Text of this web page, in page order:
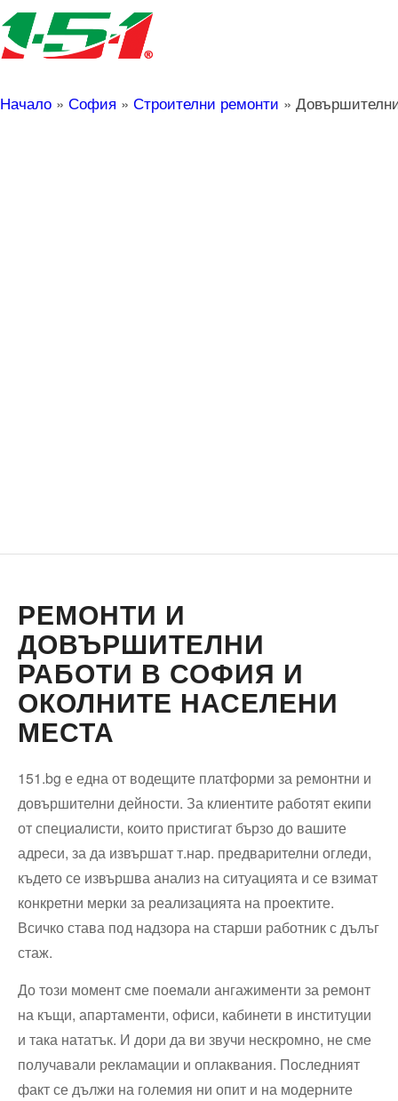
Начало » София » Строителни ремонти »
РЕМОНТИ И
ДОВЪРШИТЕЛНИ
РАБОТИ В СОФИЯ И
ОКОЛНИТЕ НАСЕЛЕНИ
МЕСТА
151.bg е една от водещите платформи за ремонтни и
довършителни дейности. За клиентите работят екипи
от специалисти, които пристигат бързо до вашите
адреси, за да извършат т.нар. предварителни огледи,
където се извършва анализ на ситуацията и се взимат
конкретни мерки за реализацията на проектите.
Всичко става под надзора на старши работник с дълъг
стаж.
До този момент сме поемали ангажименти за ремонт
на къщи, апартаменти, офиси, кабинети в институции
и така нататък. И дори да ви звучи нескромно, не сме
получавали рекламации и оплаквания. Последният
факт се дължи на големия ни опит и на модерните